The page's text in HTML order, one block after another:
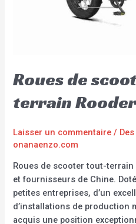
Roues de
terrain
Laisser un commentaire /
onanaenzo.com
Roues de scooter tout-
et fournisseurs de Chine.
petites entreprises, d’un
d’installations de production
acquis une position